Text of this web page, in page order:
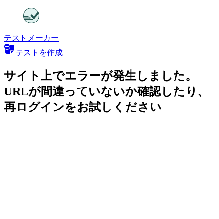
テストメーカー
テストを作成
サイト上でエラーが発生しました。
URLが間違っていないか確認したり、
再ログインをお試しください